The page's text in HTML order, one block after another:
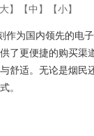
大 】【中 】【小】
作为国内领先的电
了更便捷的购买渠
舒适。无论是烟民
。